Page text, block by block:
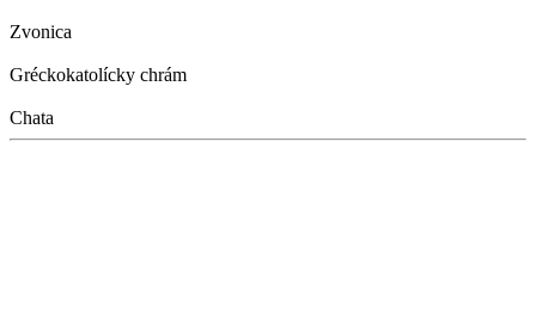
Zvonica
Gréckokatolícky chrám
Chata